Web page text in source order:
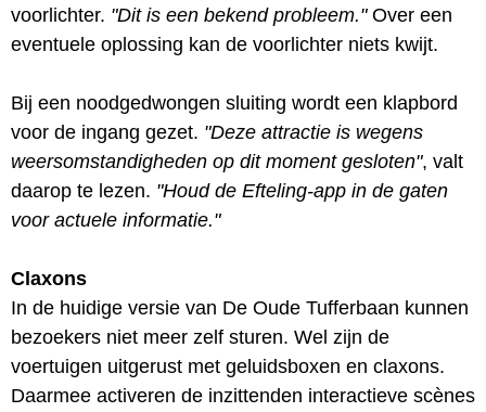
voorlichter. "Dit is een bekend probleem."Over een
eventuele oplossing kan de voorlichter niets kwijt.
Bij een noodgedwongen sluiting wordt een klapbord
voor de ingang gezet. "Deze attractie is wegens
weersomstandigheden op dit moment gesloten", valt
daarop te lezen. "Houd de Efteling-app in de gaten
voor actuele informatie."
Claxons
In de huidige versie van De Oude Tufferbaan kunnen
bezoekers niet meer zelf sturen. Wel zijn de
voertuigen uitgerust met geluidsboxen en claxons.
Daarmee activeren de inzittenden interactieve scènes